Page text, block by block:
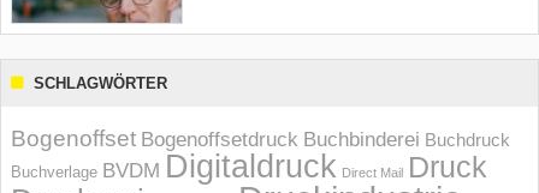
SCHLAGWÖRTER
Bogenoffset Bogenoffsetdruck Buchbinderei Buchdruck
Buchverlage BVDM Digitaldruck Direct Mail Druck